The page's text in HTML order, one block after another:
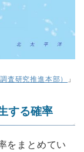
査研究推進本部） 」
する確率
をまとめてい